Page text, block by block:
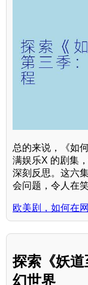
总的来说，《如
满娱乐X 的剧集
深刻反思。这六
会问题，令人在
欧美剧，如何在
探索《妖道
幻世界